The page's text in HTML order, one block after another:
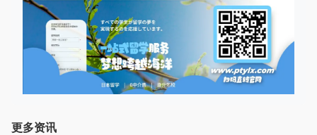
更多资讯